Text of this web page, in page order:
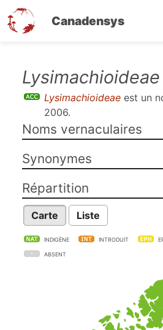
Canadensys
contenu
Lysimachioideae
Lysimachioideae est un
2006.
Noms vernaculaires
Synonymes
Répartition
Carte Liste
INDIGÈNE INTRODUIT
ABSENT